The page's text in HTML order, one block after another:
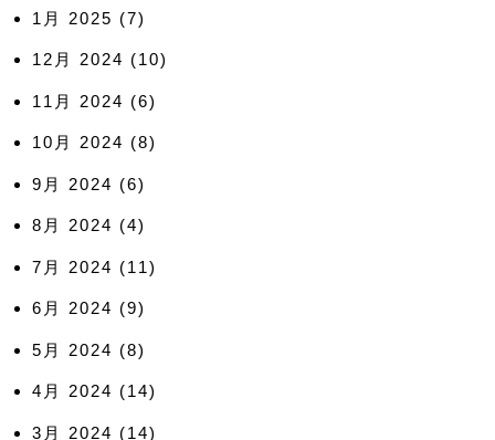
1月 2025 (7)
12月 2024 (10)
11月 2024 (6)
10月 2024 (8)
9月 2024 (6)
8月 2024 (4)
7月 2024 (11)
6月 2024 (9)
5月 2024 (8)
4月 2024 (14)
3月 2024 (14)